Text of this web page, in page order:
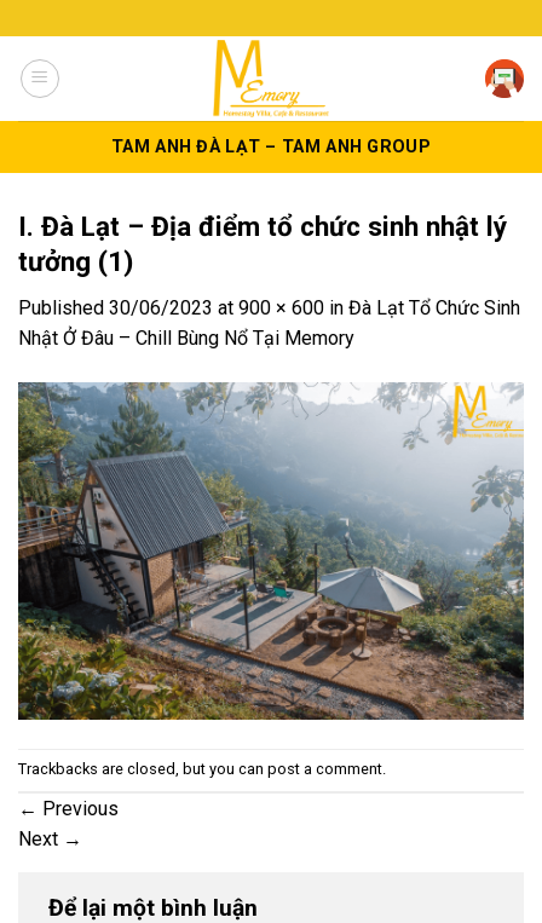
to
content
TAM ANH ĐÀ LẠT – TAM ANH GROUP
I. Đà Lạt – Địa điểm tổ chức sinh nhật lý
tưởng (1)
Published 30/06/2023 at 900 × 600 in Đà Lạt Tổ Chức Sinh
Nhật Ở Đâu – Chill Bùng Nổ Tại Memory
Trackbacks are closed, but you can post a comment.
← Previous
Next →
Để lại một bình luận